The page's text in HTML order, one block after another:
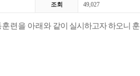
조회 49,027
훈련을 아래와 같이 실시하고자 하오니 훈